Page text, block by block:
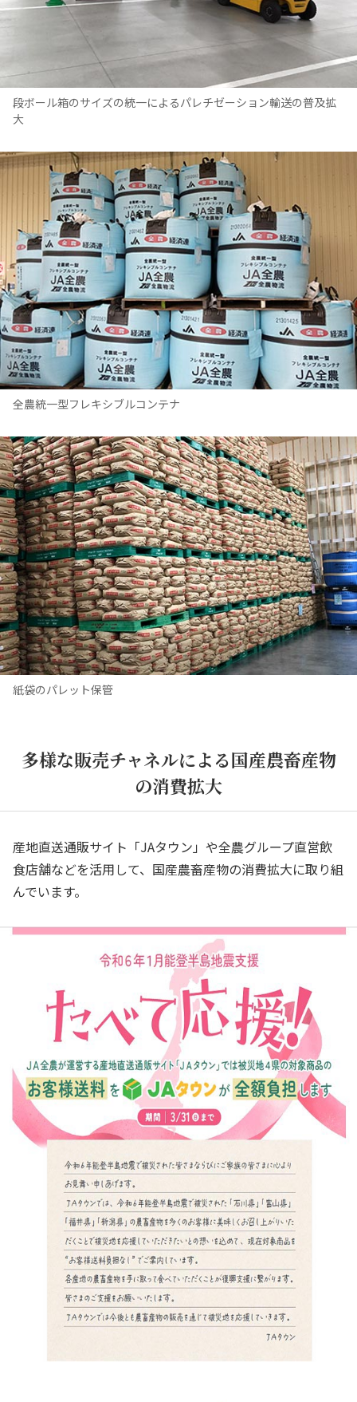
段ボール箱のサイズの統一によるパレチゼーション輸送の普及拡
大
全農統一型フレキシブルコンテナ
紙袋のパレット保管
多様な販売チャネルによる国産農畜産物
の消費拡大
産地直送通販サイト「JAタウン」や全農グループ直営飲
食店舗などを活用して、国産農畜産物の消費拡大に取り組
んでいます。